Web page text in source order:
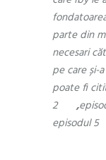
parte din
necesari
pe care și-
poate fi
2 aici,
episodul 5